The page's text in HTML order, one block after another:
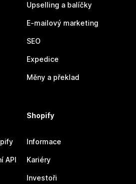
Upselling a balíčky
E-mailový marketing
SEO
Expedice
Měny a překlad
API
Shopify
Informace
Kariéry
Investoři